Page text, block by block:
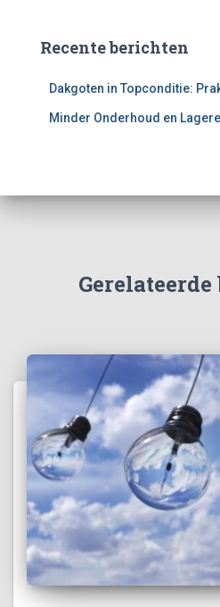
Recente berichten
Dakgoten in Topconditie:
Minder Onderhoud en